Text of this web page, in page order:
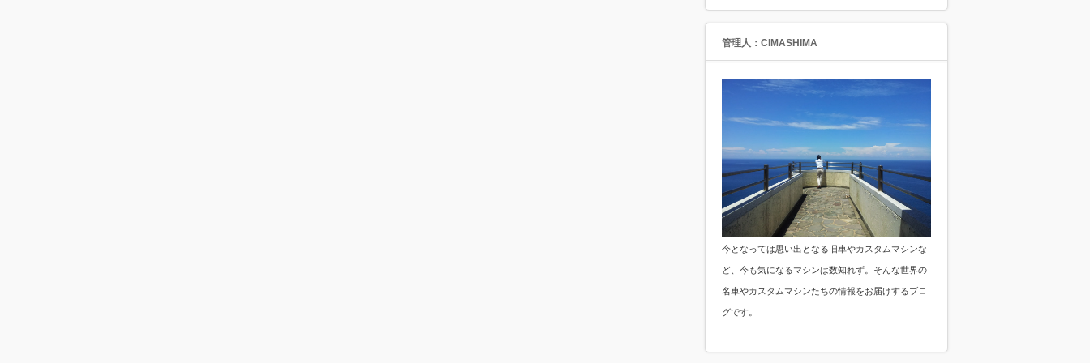
管理人：CIMASHIMA
今となっては思い出となる旧車やカスタムマシンな
ど、今も気になるマシンは数知れず。そんな世界の
名車やカスタムマシンたちの情報をお届けするブロ
グです。